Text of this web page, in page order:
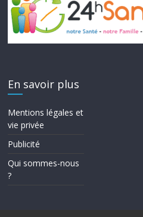
En savoir plus
Mentions légales et
vie privée
Publicité
Qui sommes-nous
?